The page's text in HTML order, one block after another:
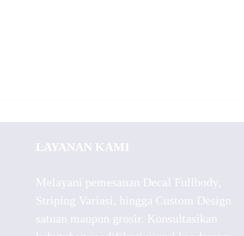
LAYANAN KAMI
Melayani pemesanan Decal Fullbody,
Striping Variasi, hingga Custom Design
satuan maupun grosir. Konsultasikan